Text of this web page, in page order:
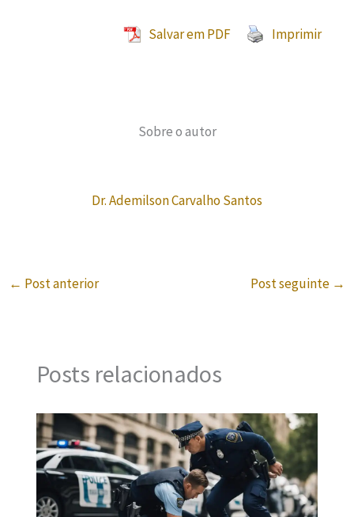
Salvar em PDF Imprimir
Sobre o autor
Dr. Ademilson Carvalho Santos
← Post anterior Post seguinte →
Posts relacionados